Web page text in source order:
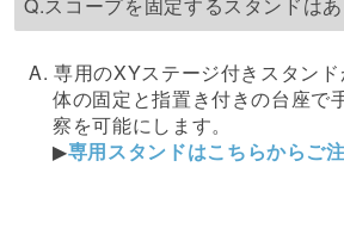
A. 専用のXYステージ付きスタン
体の固定と指置き付きの台座で
察を可能にします。
▶専用スタンドはこちらからご